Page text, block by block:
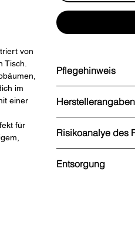
von
Tisch.
im
einer
für
Pflegehinweis
Herstellerangaben
Blume 8
37217 Witzenhausen
Telefon: 0554596000
E-Mail:
Risikoanalye des
Verletzungsgefahr.
Entsorgung